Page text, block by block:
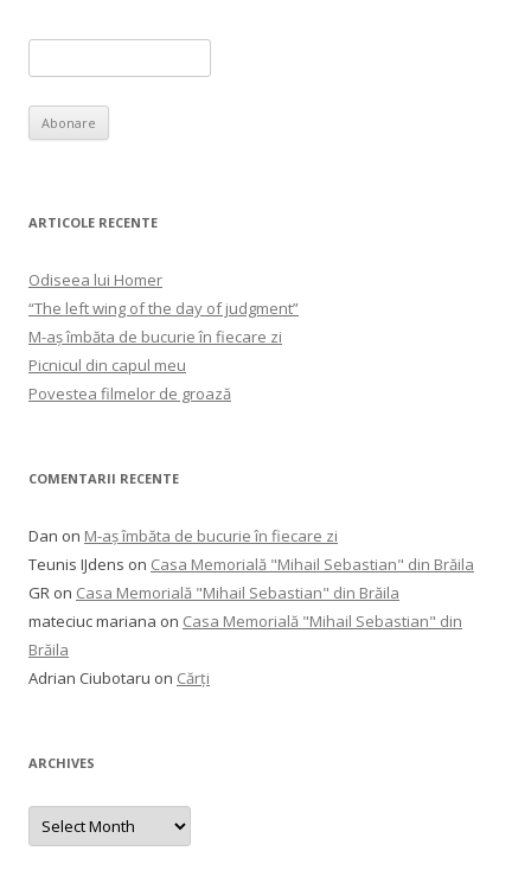
ARTICOLE RECENTE
Odiseea lui Homer
“The left wing of the day of judgment”
M-aș îmbăta de bucurie în fiecare zi
Picnicul din capul meu
Povestea filmelor de groază
COMENTARII RECENTE
Dan on M-aș îmbăta de bucurie în fiecare zi
Teunis IJdens on Casa Memorială "Mihail Sebastian" din Brăila
GR on Casa Memorială "Mihail Sebastian" din Brăila
mateciuc mariana on Casa Memorială "Mihail Sebastian" din
Brăila
Adrian Ciubotaru on Cărți
ARCHIVES
Archives